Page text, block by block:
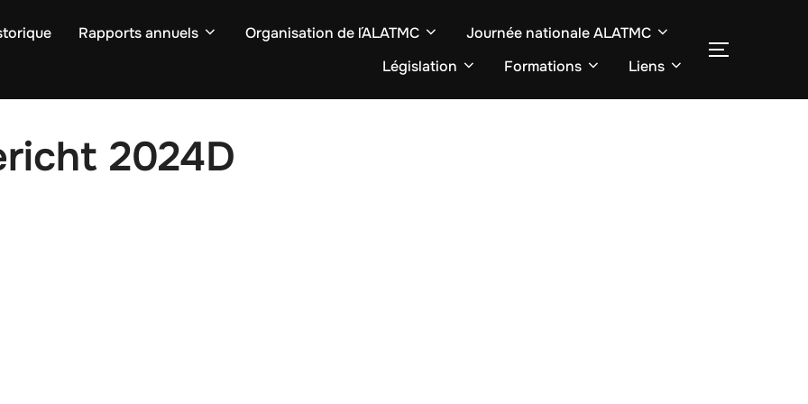
Rapports annuels Organisation de l´ALATMC
Journée nationale ALATMC
Législation
Formations Liens
2024D